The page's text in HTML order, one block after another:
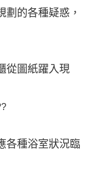
的各種疑惑，
從圖紙躍入現
各種浴室狀況臨